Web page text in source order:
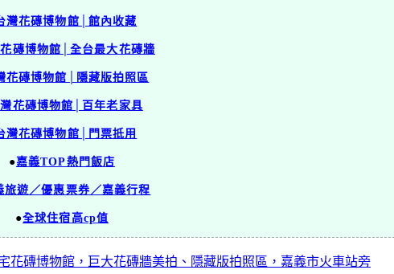
灣花磚博物館│館內收藏
磚博物館│全台最大花磚牆
花磚博物館│隱藏版拍照區
花磚博物館│百年老家具
灣花磚博物館│門票抵用
●嘉義TOP熱門飯店
旅遊／優惠票券／嘉義行程
●全球住宿高cp值